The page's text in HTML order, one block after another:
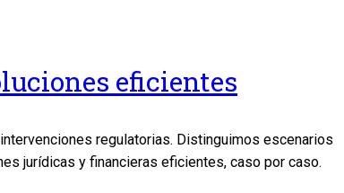
eficientes
regulatorias. Distinguimos escenarios
jurídicas y financieras eficientes, caso por caso.